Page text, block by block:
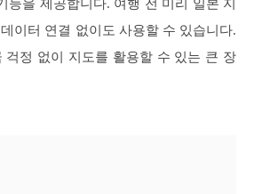
능을 제공합니다. 여행 전 미리 일본 지
이터 연결 없이도 사용할 수 있습니다.
걱정 없이 지도를 활용할 수 있는 큰 장